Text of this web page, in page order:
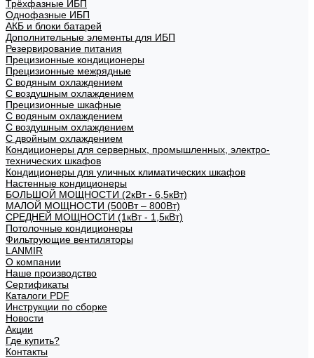
Трёхфазные ИБП
Однофазные ИБП
АКБ и блоки батарей
Дополнительные элементы для ИБП
Резервирование питания
Прецизионные кондиционеры
Прецизионные межрядные
С водяным охлаждением
С воздушным охлаждением
Прецизионные шкафные
С водяным охлаждением
С воздушным охлаждением
С двойным охлаждением
Кондиционеры для серверных, промышленных, электро-
технических шкафов
Кондиционеры для уличных климатических шкафов
Настенные кондиционеры
БОЛЬШОЙ МОЩНОСТИ (2кВт - 6,5кВт)
МАЛОЙ МОЩНОСТИ (500Вт – 800Вт)
СРЕДНЕЙ МОЩНОСТИ (1кВт - 1,5кВт)
Потолочные кондиционеры
Фильтрующие вентиляторы
LANMIR
О компании
Наше производство
Сертификаты
Каталоги PDF
Инструкции по сборке
Новости
Акции
Где купить?
Контакты